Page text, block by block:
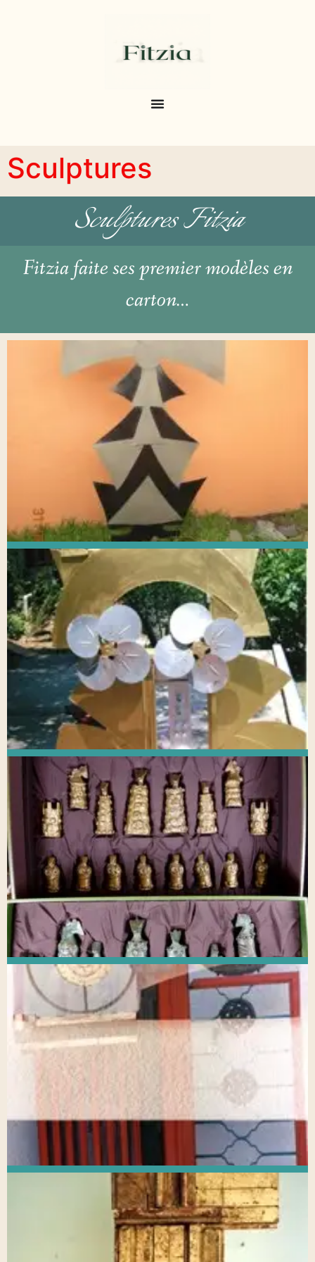
Sculptures
Sculptures Fitzia
Fitzia faite ses premier modèles en
carton…